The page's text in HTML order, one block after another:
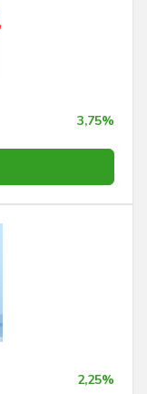
3,75%
2,25%